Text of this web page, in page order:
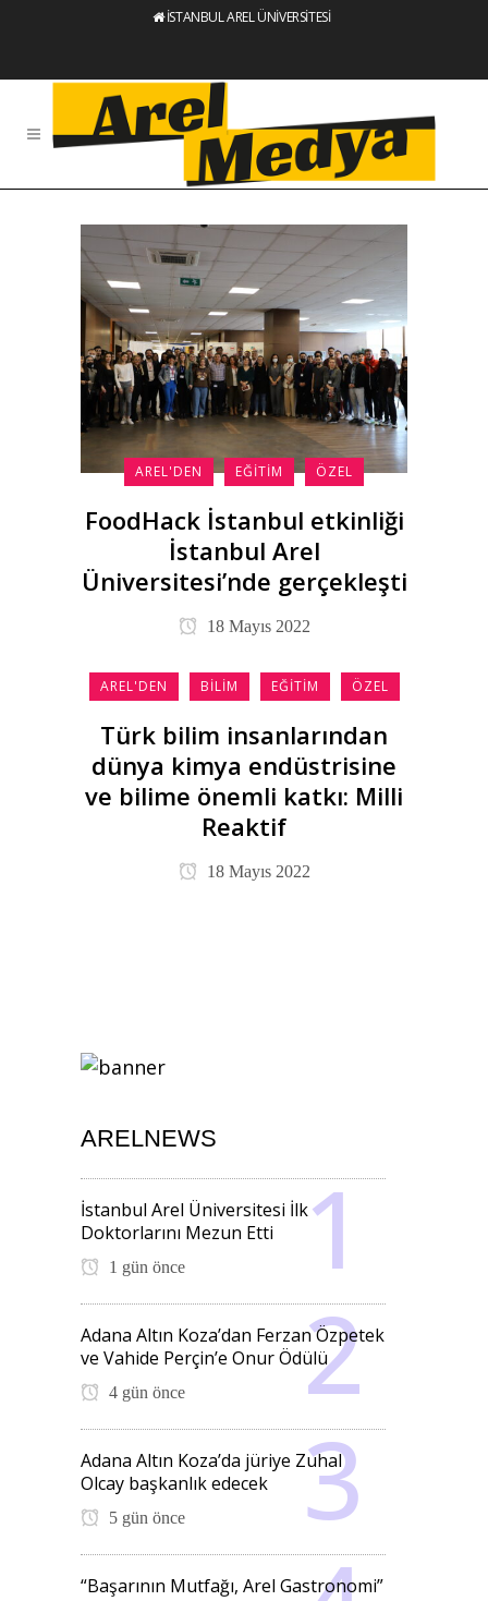
İSTANBUL AREL ÜNİVERSİTESİ
AREL'DEN EĞITIM ÖZEL
FoodHack İstanbul etkinliği
İstanbul Arel
Üniversitesi’nde gerçekleşti
18 Mayıs 2022
AREL'DEN BILIM EĞITIM ÖZEL
Türk bilim insanlarından
dünya kimya endüstrisine
ve bilime önemli katkı: Milli
Reaktif
18 Mayıs 2022
ARELNEWS
İstanbul Arel Üniversitesi İlk
Doktorlarını Mezun Etti
1 gün önce
Adana Altın Koza’dan Ferzan Özpetek
ve Vahide Perçin’e Onur Ödülü
4 gün önce
Adana Altın Koza’da jüriye Zuhal
Olcay başkanlık edecek
5 gün önce
“Başarının Mutfağı, Arel Gastronomi”